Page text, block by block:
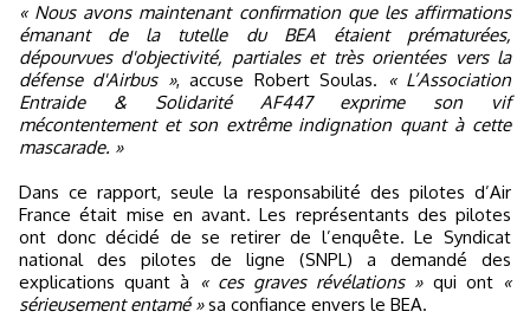
« Nous avons maintenant confirmation que les affirmations
émanant de la tutelle du BEA étaient prématurées,
dépourvues d'objectivité, partiales et très orientées vers la
défense d'Airbus », accuse Robert Soulas.
« L’Association
Entraide & Solidarité AF447 exprime son vif
mécontentement et son extrême indignation quant à cette
mascarade. »
Dans ce rapport, seule la responsabilité des pilotes d’Air
France était mise en avant. Les représentants des pilotes
ont donc décidé de se retirer de l’enquête. Le Syndicat
national des pilotes de ligne (SNPL) a demandé des
explications quant à
« ces graves révélations »qui ont «
sérieusement entamé »sa confiance envers le BEA.